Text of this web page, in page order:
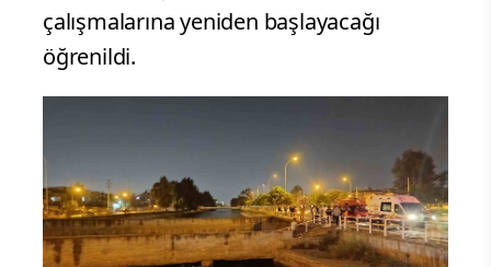
çalışmalarına yeniden başlayacağı
öğrenildi.